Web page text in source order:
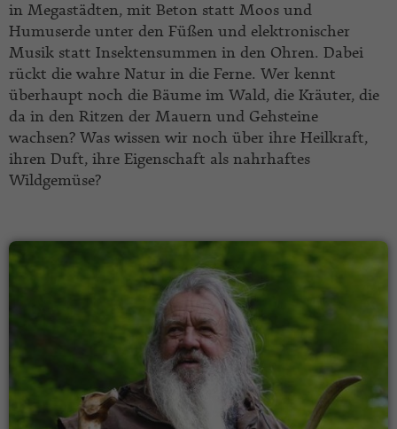
in Megastädten, mit Beton statt Moos und
Humuserde unter den Füßen und elektronischer
Musik statt Insektensummen in den Ohren. Dabei
rückt die wahre Natur in die Ferne. Wer kennt
überhaupt noch die Bäume im Wald, die Kräuter, die
da in den Ritzen der Mauern und Gehsteine
wachsen? Was wissen wir noch über ihre Heilkraft,
ihren Duft, ihre Eigenschaft als nahrhaftes
Wildgemüse?